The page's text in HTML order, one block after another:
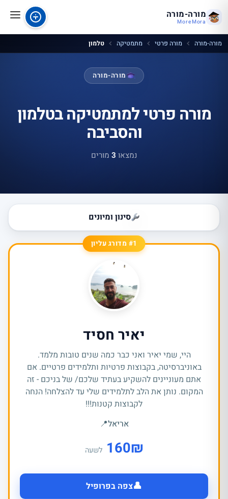
מורה-מורה
MoreMora
מורה-מורה מורה פרטי מתמטיקה טלמון
מורה-מורה
מורה פרטי למתמטיקה בטלמון
והסביבה
נמצאו 3 מורים
סינון ומיונים
#1 מדורג עליון
יאיר חסיד
היי, שמי יאיר ואני כבר כמה שנים טובות מלמד.
באוניברסיטה, בקבוצות פרטיות ותלמידים פרטיים. אם
אתם מעוניינים להשקיע בעתיד שלכם/ של בניכם - זה
המקום. נותן את הלב לתלמידים שלי עד להצלחה! הנחה
לקבוצות קטנות!!!
אריאל📍
₪
160 לשעה
👤צפה בפרופיל